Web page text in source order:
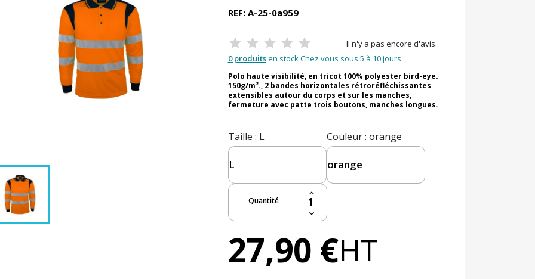
REF: A-25-0a959
Il n'y a pas encore d'avis.
0 produitsen stock Chez vous sous 5 à 10 jours
Polo haute visibilité, en tricot 100% polyester bird-eye.
150g/m²., 2 bandes horizontales rétroréfléchissantes
extensibles autour du corps et sur les manches,
fermeture avec patte trois boutons, manches longues.
Taille : L Couleur: orange
Quantité
27,90 €HT